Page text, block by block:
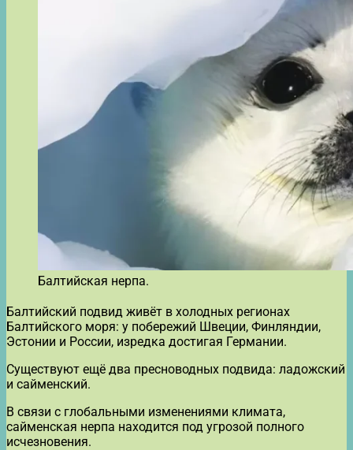
Балтийская нерпа.
Балтийский подвид живёт в холодных регионах
Балтийского моря: у побережий Швеции, Финляндии,
Эстонии и России, изредка достигая Германии.
Существуют ещё два пресноводных подвида: ладожский
и сайменский.
В связи с глобальными изменениями климата,
сайменская нерпа находится под угрозой полного
исчезновения.